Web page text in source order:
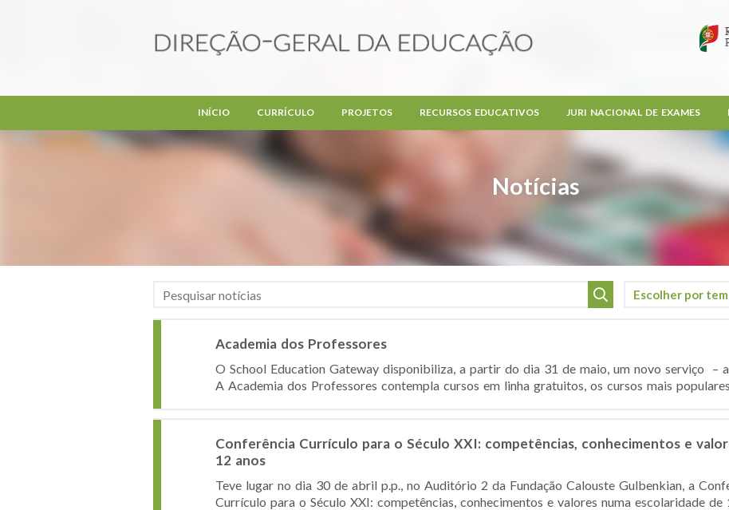
Notícias
INÍCIO CURRÍCULO PROJETOS RECURSOS EDUCATIVOS JURI NACIONAL DE EXAMES
Academia dos Professores
O School Education Gateway disponibiliza, a partir do dia 31 de maio, um novo serviço –
A Academia dos Professores contempla cursos em linha gratuitos, os cursos mais
Conferência Currículo para o Século XXI: competências, conhecimentos e
12 anos
Teve lugar no dia 30 de abril p.p., no Auditório 2 da Fundação Calouste Gulbenkian, a
Currículo para o Século XXI: competências, conhecimentos e valores numa escolaridade de